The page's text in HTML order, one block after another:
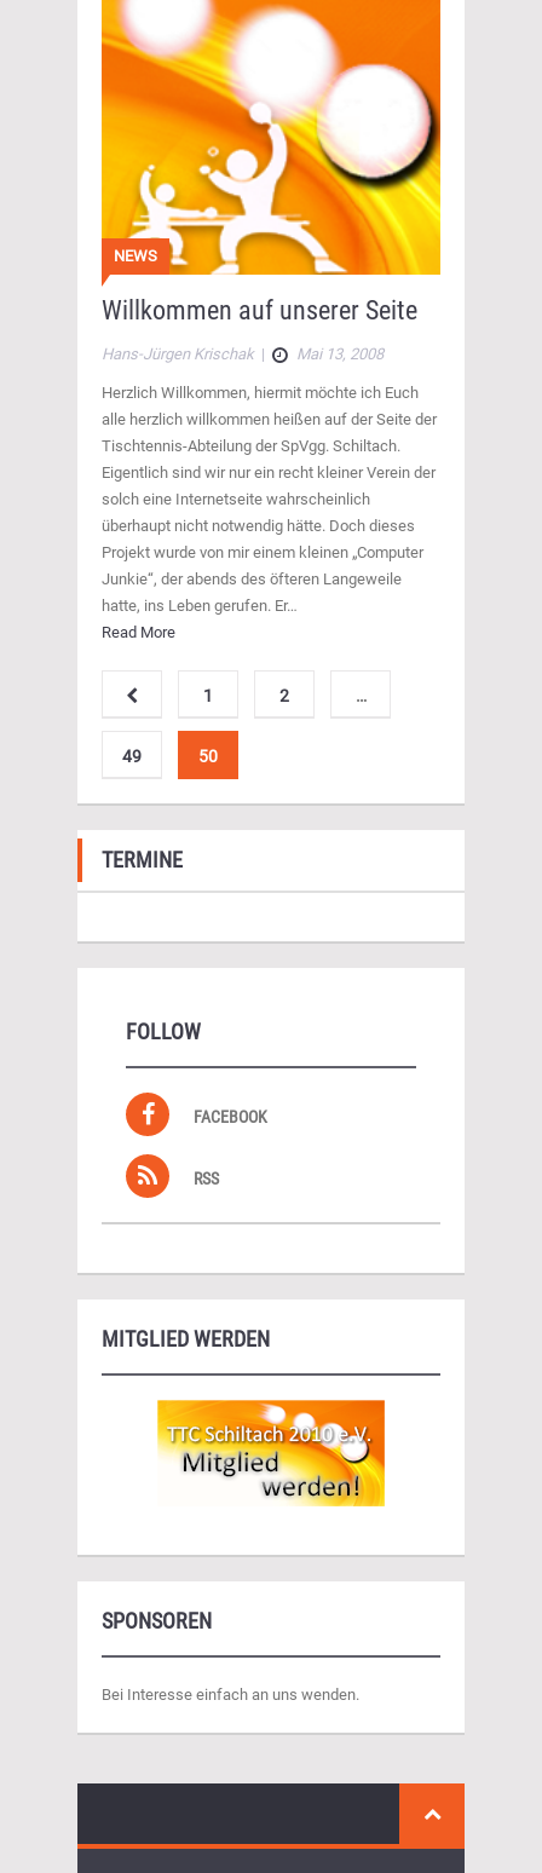
NEWS
Willkommen auf unserer Seite
Hans-Jürgen Krischak| Mai 13, 2008
Herzlich Willkommen, hiermit möchte ich Euch
alle herzlich willkommen heißen auf der Seite der
Tischtennis-Abteilung der SpVgg. Schiltach.
Eigentlich sind wir nur ein recht kleiner Verein der
solch eine Internetseite wahrscheinlich
überhaupt nicht notwendig hätte. Doch dieses
Projekt wurde von mir einem kleinen „Computer
Junkie“, der abends des öfteren Langeweile
hatte, ins Leben gerufen. Er…
Read More
1 2 …
49 50
TERMINE
FOLLOW
FACEBOOK
RSS
MITGLIED WERDEN
SPONSOREN
Bei Interesse einfach an uns wenden.